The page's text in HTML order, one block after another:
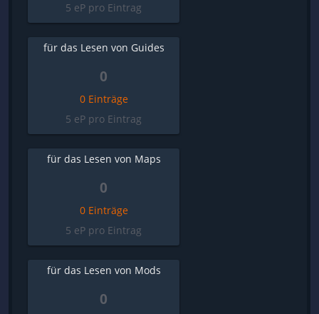
5 eP pro Eintrag
für das Lesen von Guides
0
0 Einträge
5 eP pro Eintrag
für das Lesen von Maps
0
0 Einträge
5 eP pro Eintrag
für das Lesen von Mods
0